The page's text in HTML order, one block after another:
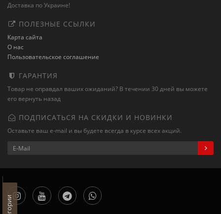
Доставка по Украине!
ПОЛЕЗНЫЕ ССЫЛКИ
Карта сайта
О нас
Пользовательское соглашение
ГАРАНТИЯ
Товар не оправдал ваших ожиданий? В течении 30 дней вы можете
его вернуть назад
ПОДПИСАТЬСЯ НА СКИДКИ И НОВИНКИ
Оставьте ваш e-mail и вы будете всегда в курсе всех акций.